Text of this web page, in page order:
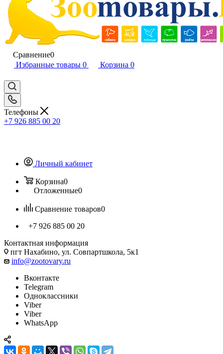
Сравнение0
Избранные товары 0 Корзина 0
Телефоны
+7 926 885 00 20
Личный кабинет
Корзина0
Отложенные0
Сравнение товаров0
+7 926 885 00 20
Контактная информация
пгт Нахабино, ул. Совпартшкола, 5к1
info@zootovary.ru
Вконтакте
Telegram
Одноклассники
Viber
Viber
WhatsApp